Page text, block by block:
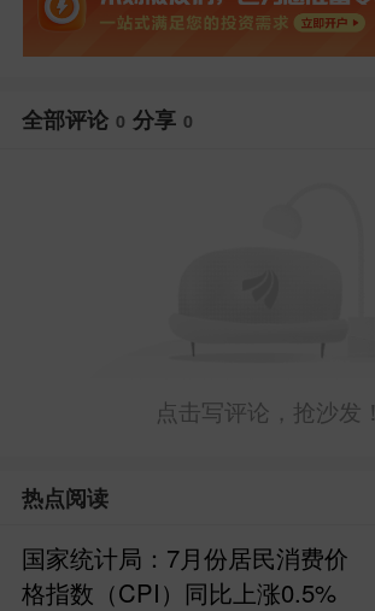
全部评论 0 分享 0
点击写评论，抢沙发！
热点阅读
国家统计局：7月份居民消费价
格指数（CPI）同比上涨0.5%